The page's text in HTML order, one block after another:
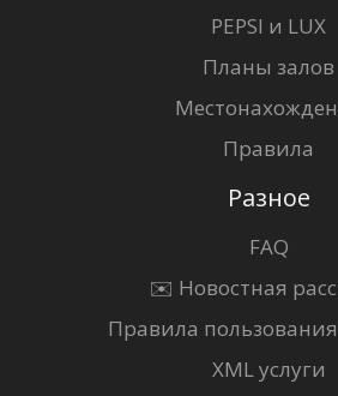
PEPSI и LUX
Планы залов
Правила
Разное
FAQ
✉️ Новостная
Правила
XML услуги